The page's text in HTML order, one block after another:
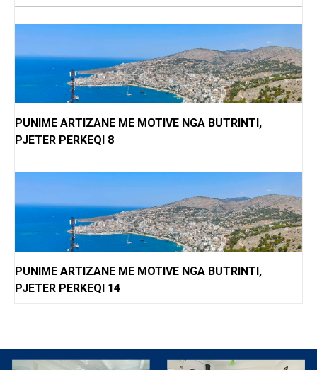
PUNIME ARTIZANE ME MOTIVE NGA BUTRINTI,
PJETER PERKEQI 8
PUNIME ARTIZANE ME MOTIVE NGA BUTRINTI,
PJETER PERKEQI 14